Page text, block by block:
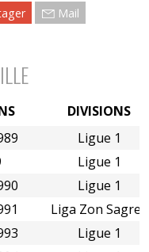
Mail
DIVISIONS
Ligue 1
Ligue 1
Ligue 1
Liga Zon Sagres
Ligue 1